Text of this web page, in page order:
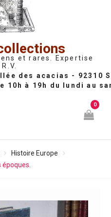
et rares. Expertise
0
Histoire Europe
époques.